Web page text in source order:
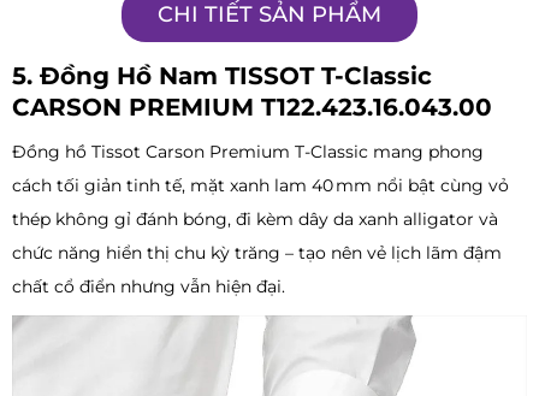
CHI TIẾT SẢN PHẨM
5. Đồng Hồ Nam TISSOT T-Classic
CARSON PREMIUM T122.423.16.043.00
Đồng hồ Tissot Carson Premium T‑Classic mang phong
cách tối giản tinh tế, mặt xanh lam 40 mm nổi bật cùng vỏ
thép không gỉ đánh bóng, đi kèm dây da xanh alligator và
chức năng hiển thị chu kỳ trăng – tạo nên vẻ lịch lãm đậm
chất cổ điển nhưng vẫn hiện đại.